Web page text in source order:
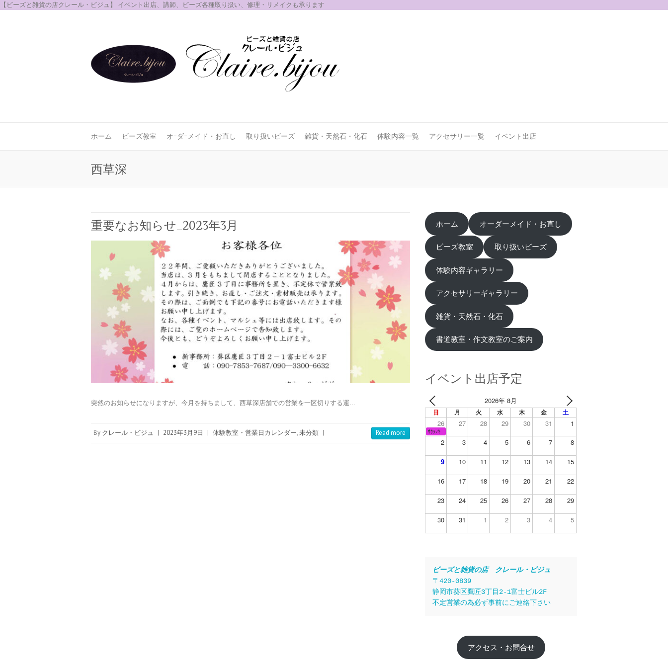
【ビーズと雑貨の店クレール・ビジュ】 イベント出店、講師、ビーズ各種取り扱い、修理・リメイクも承ります
ホーム ビーズ教室 オｰダｰメイド・お直し 取り扱いビーズ 雑貨・天然石・化石 体験内容一覧 アクセサリー一覧 イベント出店
西草深
重要なお知らせ_2023年3月
突然のお知らせになりますが、今月を持ちまして、西草深店舗での営業を一区切りする運…
By クレール・ビジュ | 2023年3月9日 | 体験教室・営業日カレンダー,未分類 | Read more
ホーム オーダーメイド・お直し
ビーズ教室 取り扱いビーズ
体験内容ギャラリー
アクセサリーギャラリー
雑貨・天然石・化石
書道教室・作文教室のご案内
イベント出店予定
2026年 8月
日 月 火 水 木 金 土
26 27 28 29 30 31 1
ｻｸﾗﾉｷ
2 3 4 5 6 7 8
9 10 11 12 13 14 15
16 17 18 19 20 21 22
23 24 25 26 27 28 29
30 31 1 2 3 4 5
ビーズと雑貨の店　クレール・ビジュ
〒420-0839
静岡市葵区鷹匠3丁目2-1富士ビル2F
不定営業の為必ず事前にご連絡下さい
アクセス・お問合せ